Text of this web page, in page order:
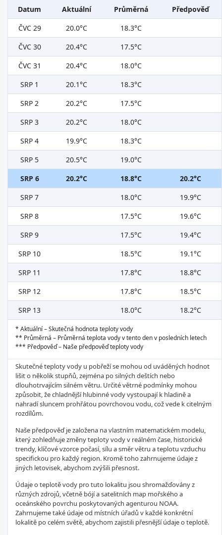
Datum Aktuální Průměrná
Předpověď
ČVC 29
20.0°C
18.3°C
ČVC 30
20.4°C
17.5°C
ČVC 31
20.4°C
18.0°C
SRP 1
20.1°C
18.3°C
SRP 2
20.2°C
17.5°C
SRP 3
20.2°C
18.0°C
SRP 4
19.9°C
18.3°C
SRP 5
20.5°C
19.0°C
SRP 6
20.2°C 18.8°C
20.2°C
SRP 7
18.0°C
19.9°C
SRP 8
17.5°C
19.6°C
SRP 9
17.5°C
19.4°C
SRP 10
18.5°C
19.1°C
SRP 11
17.8°C
18.8°C
SRP 12
17.8°C
18.5°C
SRP 13
18.0°C 18.2°C
* Aktuální – Skutečná hodnota teploty vody
** Průměrná – Průměrná teplota vody v tento den v posledních letech
*** Předpověď – Naše předpověď teploty vody
Skutečné teploty vody u pobřeží se mohou od uváděných hodnot
lišit o několik stupňů, zejména po silných deštích nebo
dlouhotrvajícím silném větru. Určité větrné podmínky mohou
způsobit, že chladnější hlubinné vody vystoupají k hladině a
nahradí sluncem prohřátou povrchovou vodu, což vede k citelným
rozdílům.
Naše předpověď je založena na vlastním matematickém modelu,
který zohledňuje změny teploty vody v reálném čase, historické
trendy, klíčové vzorce počasí, sílu a směr větru a teplotu vzduchu
specifickou pro každý region. Kromě toho zahrnujeme údaje z
jiných letovisek, abychom zvýšili přesnost.
Údaje o teplotě vody pro tuto lokalitu jsou shromažďovány z
různých zdrojů, včetně bójí a satelitních map mořského a
oceánského povrchu poskytovaných agenturou NOAA.
Zahrnujeme také údaje od místních úřadů v každé konkrétní
lokalitě po celém světě, abychom zajistili přesnější údaje o teplotě.